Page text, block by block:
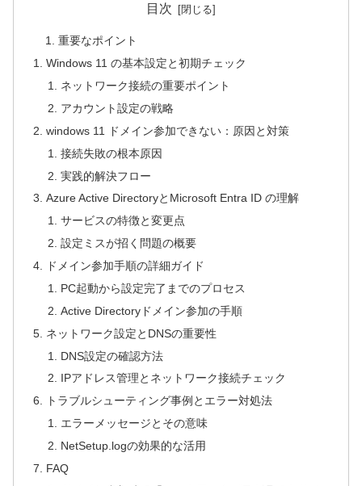
目次
重要なポイント
Windows 11 の基本設定と初期チェック
ネットワーク接続の重要ポイント
アカウント設定の戦略
windows 11 ドメイン参加できない：原因と対策
接続失敗の根本原因
実践的解決フロー
Azure Active DirectoryとMicrosoft Entra ID の理解
サービスの特徴と変更点
設定ミスが招く問題の概要
ドメイン参加手順の詳細ガイド
PC起動から設定完了までのプロセス
Active Directoryドメイン参加の手順
ネットワーク設定とDNSの重要性
DNS設定の確認方法
IPアドレス管理とネットワーク接続チェック
トラブルシューティング事例とエラー対処法
エラーメッセージとその意味
NetSetup.logの効果的な活用
FAQ